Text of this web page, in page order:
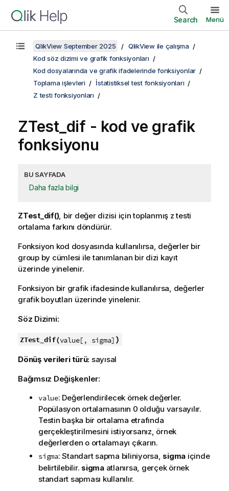
Search Menü
QlikView September 2025
QlikView ile çalışma
Kod söz dizimi ve grafik fonksiyonları
Kod dosyalarında ve grafik ifadelerinde fonksiyonlar
Toplama işlevleri
İstatistiksel test fonksiyonları
Z testi fonksiyonları
ZTest_dif - kod ve grafik
fonksiyonu
BU SAYFADA
Daha fazla bilgi
ZTest_dif(), bir değer dizisi için toplanmış z testi
ortalama farkını döndürür.
Fonksiyon kod dosyasında kullanılırsa, değerler bir
group by cümlesi ile tanımlanan bir dizi kayıt
üzerinde yinelenir.
Fonksiyon bir grafik ifadesinde kullanılırsa, değerler
grafik boyutları üzerinde yinelenir.
Söz Dizimi:
ZTest_dif(value[, sigma] )
Dönüş verileri türü: sayısal
Bağımsız Değişkenler:
value: Değerlendirilecek örnek değerler.
Popülasyon ortalamasının 0 olduğu varsayılır.
Testin başka bir ortalama etrafında
gerçekleştirilmesini istiyorsanız, örnek
değerlerden o ortalamayı çıkarın.
sigma: Standart sapma biliniyorsa, sigma içinde
belirtilebilir. sigmaatlanırsa, gerçek örnek
standart sapması kullanılır.